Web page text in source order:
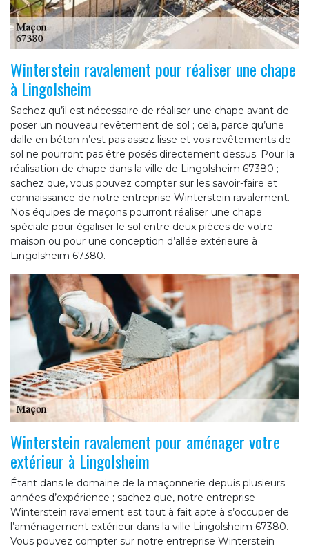
Winterstein ravalement pour réaliser une chape
à Lingolsheim
Sachez qu’il est nécessaire de réaliser une chape avant de
poser un nouveau revêtement de sol ; cela, parce qu’une
dalle en béton n’est pas assez lisse et vos revêtements de
sol ne pourront pas être posés directement dessus. Pour la
réalisation de chape dans la ville de Lingolsheim 67380 ;
sachez que, vous pouvez compter sur les savoir-faire et
connaissance de notre entreprise Winterstein ravalement.
Nos équipes de maçons pourront réaliser une chape
spéciale pour égaliser le sol entre deux pièces de votre
maison ou pour une conception d’allée extérieure à
Lingolsheim 67380.
Winterstein ravalement pour aménager votre
extérieur à Lingolsheim
Étant dans le domaine de la maçonnerie depuis plusieurs
années d’expérience ; sachez que, notre entreprise
Winterstein ravalement est tout à fait apte à s’occuper de
l’aménagement extérieur dans la ville Lingolsheim 67380.
Vous pouvez compter sur notre entreprise Winterstein